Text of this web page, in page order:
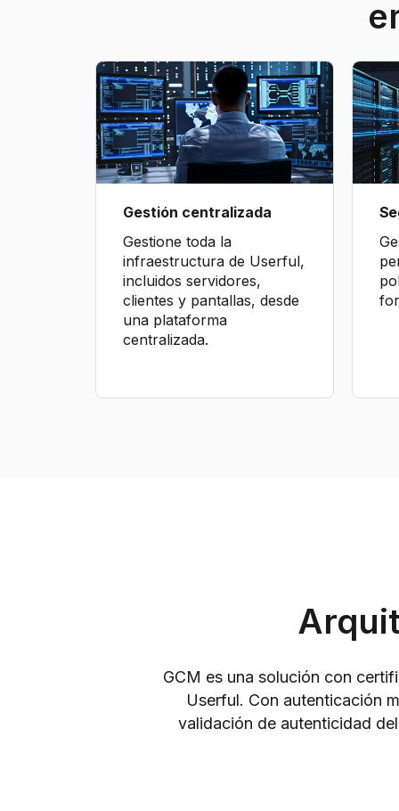
Gestión centralizada
Gestione toda la
infraestructura de Userful,
incluidos servidores,
clientes y pantallas, desde
una plataforma
centralizada.
GCM es una solución con
Userful. Con autenticación
validación de autenticidad